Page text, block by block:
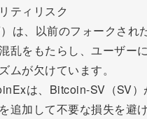
ティリスク
は、以前のフォークされ
乱をもたらし、ユーザー
ムが欠けています。
は、Bitcoin-SV（SV
追加して不要な損失を避